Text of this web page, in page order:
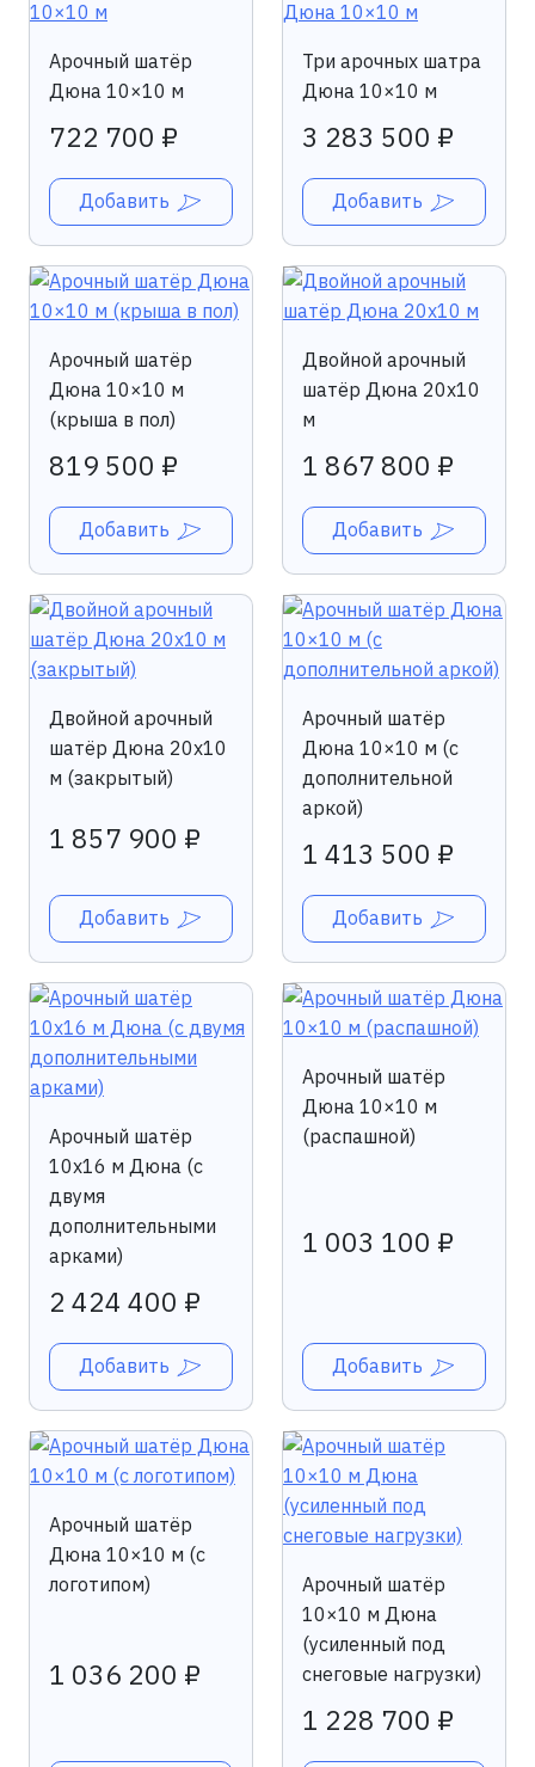
Арочный шатёр
Дюна 10×10 м
722 700 ₽
Добавить
Три арочных шатра
Дюна 10×10 м
3 283 500 ₽
Добавить
Арочный шатёр
Дюна 10×10 м
(крыша в пол)
819 500 ₽
Добавить
Двойной арочный
шатёр Дюна 20х10
м
1 867 800 ₽
Добавить
Двойной арочный
шатёр Дюна 20х10
м (закрытый)
1 857 900 ₽
Добавить
Арочный шатёр
Дюна 10×10 м (с
дополнительной
аркой)
1 413 500 ₽
Добавить
Арочный шатёр
10х16 м Дюна (с
двумя
дополнительными
арками)
2 424 400 ₽
Добавить
Арочный шатёр
Дюна 10×10 м
(распашной)
1 003 100 ₽
Добавить
Арочный шатёр
Дюна 10×10 м (с
логотипом)
1 036 200 ₽
Арочный шатёр
10×10 м Дюна
(усиленный под
снеговые нагрузки)
1 228 700 ₽